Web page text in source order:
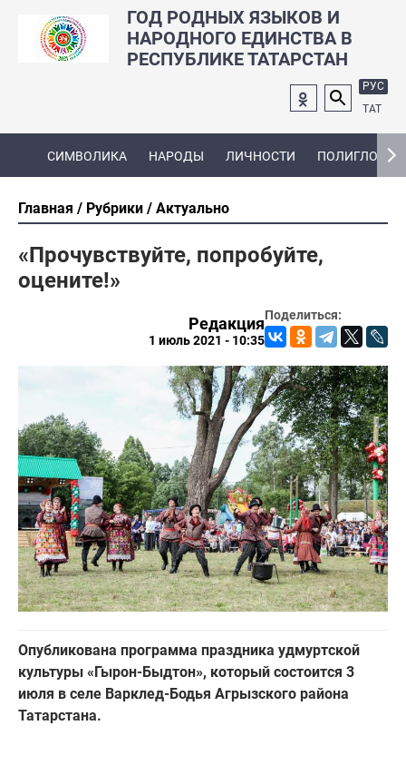
ГОД РОДНЫХ ЯЗЫКОВ И
НАРОДНОГО ЕДИНСТВА В
РЕСПУБЛИКЕ ТАТАРСТАН
РУС
ТАТ
СИМВОЛИКА НАРОДЫ ЛИЧНОСТИ ПОЛИГЛОТ
Главная Рубрики Актуально
«Прочувствуйте, попробуйте,
оцените!»
Поделиться:
Редакция
1 июль 2021 - 10:35
Опубликована программа праздника удмуртской
культуры «Гырон-Быдтон», который состоится 3
июля в селе Варклед-Бодья Агрызского района
Татарстана.